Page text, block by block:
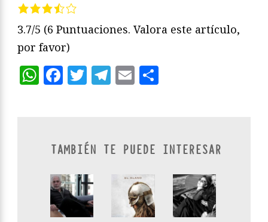
3.7/5 (6 Puntuaciones. Valora este artículo,
por favor)
WhatsApp
Facebook
Twitter
Telegram
Email
TAMBIÉN TE PUEDE INTERESAR